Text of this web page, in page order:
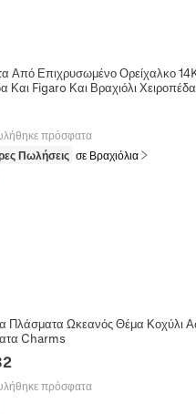
Από Επιχρυσωμένο Ορείχαλκο 14K
Και Figaro Και Βραχιόλι Χειροπέδα
πρόσφατα
Πωλήσεις σε Βραχιόλια
Πλάσματα Ωκεανός Θέμα Κοχύλι
Charms
πρόσφατα